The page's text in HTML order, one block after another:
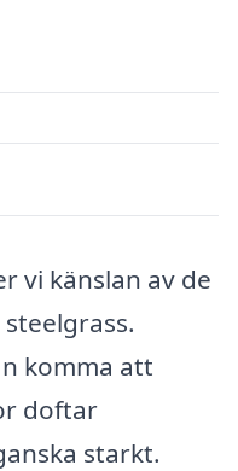
vi känslan av de
komma att
doftar
starkt.